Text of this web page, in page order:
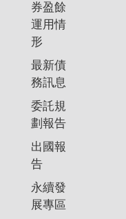
券盈餘
運用情
形
最新債
務訊息
委託規
劃報告
出國報
告
永續發
展專區